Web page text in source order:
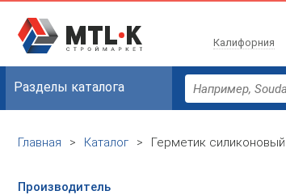
Калифорния
Разделы каталога
Главная > Каталог > Герметик
Производитель